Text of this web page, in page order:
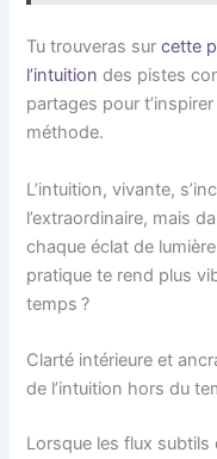
Tu trouveras surcette
l’intuition des pistes
partages pour
méthode.
L’intuition, vivante,
l’extraordinaire, mais
chaque éclat de
pratique te rend plus
temps ?
Clarté intérieure et
de l’intuition hors du
Lorsque les flux subtils